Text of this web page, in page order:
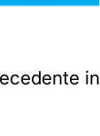
in